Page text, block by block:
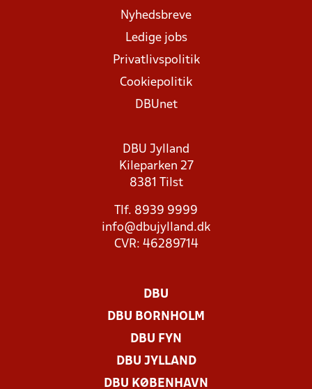
Nyhedsbreve
Ledige jobs
Privatlivspolitik
Cookiepolitik
DBUnet
DBU Jylland
Kileparken 27
8381 Tilst
Tlf. 8939 9999
info@dbujylland.dk
CVR: 46289714
DBU
DBU BORNHOLM
DBU FYN
DBU JYLLAND
DBU KØBENHAVN